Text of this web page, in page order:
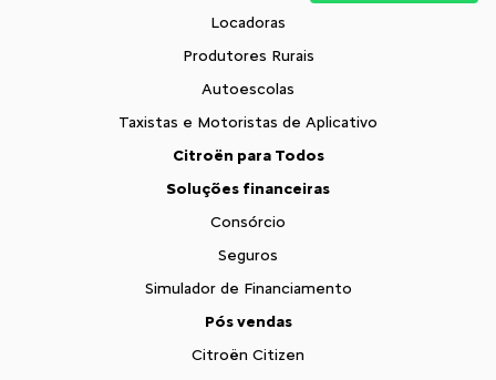
Locadoras
Produtores Rurais
Autoescolas
Taxistas e Motoristas de Aplicativo
Citroën para Todos
Soluções financeiras
Consórcio
Seguros
Simulador de Financiamento
Pós vendas
Citroën Citizen